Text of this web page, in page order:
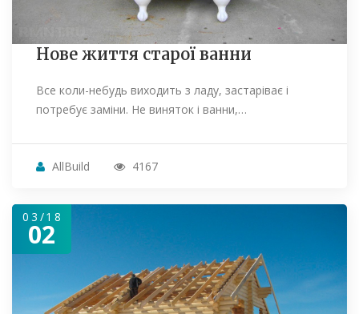
Нове життя старої ванни
Все коли-небудь виходить з ладу, застаріває і
потребує заміни. Не виняток і ванни,…
AllBuild 4167
03/18
02